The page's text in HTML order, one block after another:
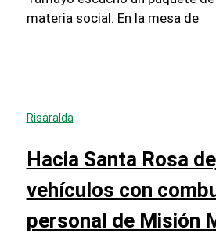
materia social. En la mesa de
Risaralda
Hacia Santa Rosa
vehículos con
personal de Misión